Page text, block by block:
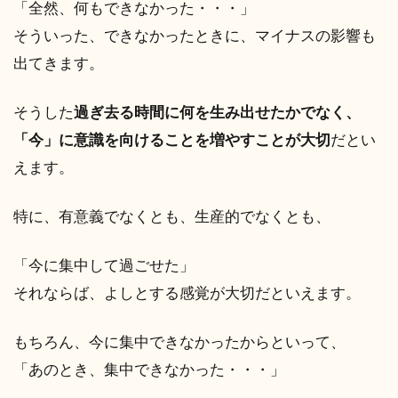
「全然、何もできなかった・・・」
そういった、できなかったときに、マイナスの影響も
出てきます。
そうした過ぎ去る時間に何を生み出せたかでなく、
「今」に意識を向けることを増やすことが大切 だとい
えます。
特に、有意義でなくとも、生産的でなくとも、
「今に集中して過ごせた」
それならば、よしとする感覚が大切だといえます。
もちろん、今に集中できなかったからといって、
「あのとき、集中できなかった・・・」